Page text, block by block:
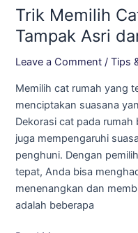
Trik Memilih
Tampak Asri
Leave a Comment /Tips
Memilih cat rumah yang
menciptakan suasana
Dekorasi cat pada
juga mempengaruhi
penghuni. Dengan
tepat, Anda bisa
menenangkan dan
adalah beberapa
Cat
Rumah
Tampak
Segar!